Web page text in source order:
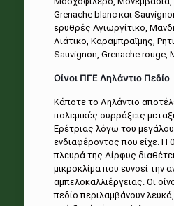
Grenache blanc και
ερυθρές Αγιωργίτικο,
Λιάτικο, Καραμπραϊμης,
Sauvignon, Grenache rouge,
Οίνοι ΠΓΕ Ληλάντιο Πεδίο
Κάποτε το Ληλάντιο
πολεμικές συρράξεις
Ερέτριας λόγω του
ενδιαφέροντος που είχε. Η
πλευρά της Δίρφυς
μικροκλίμα που ευνοεί την
αμπελοκαλλιέργειας. Οι
πεδίο περιλαμβάνουν